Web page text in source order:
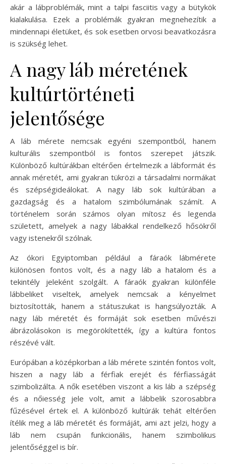
akár a lábproblémák, mint a talpi fasciitis vagy a bütykök
kialakulása. Ezek a problémák gyakran megnehezítik a
mindennapi életüket, és sok esetben orvosi beavatkozásra
is szükség lehet.
A nagy láb méretének
kultúrtörténeti
jelentősége
A láb mérete nemcsak egyéni szempontból, hanem
kulturális szempontból is fontos szerepet játszik.
Különböző kultúrákban eltérően értelmezik a lábformát és
annak méretét, ami gyakran tükrözi a társadalmi normákat
és szépségideálokat. A nagy láb sok kultúrában a
gazdagság és a hatalom szimbólumának számít. A
történelem során számos olyan mítosz és legenda
született, amelyek a nagy lábakkal rendelkező hősökről
vagy istenekről szólnak.
Az ókori Egyiptomban például a fáraók lábmérete
különösen fontos volt, és a nagy láb a hatalom és a
tekintély jeleként szolgált. A fáraók gyakran különféle
lábbeliket viseltek, amelyek nemcsak a kényelmet
biztosították, hanem a státuszukat is hangsúlyozták. A
nagy láb méretét és formáját sok esetben művészi
ábrázolásokon is megörökítették, így a kultúra fontos
részévé vált.
Európában a középkorban a láb mérete szintén fontos volt,
hiszen a nagy láb a férfiak erejét és férfiasságát
szimbolizálta. A nők esetében viszont a kis láb a szépség
és a nőiesség jele volt, amit a lábbelik szorosabbra
fűzésével értek el. A különböző kultúrák tehát eltérően
ítélik meg a láb méretét és formáját, ami azt jelzi, hogy a
láb nem csupán funkcionális, hanem szimbolikus
jelentőséggel is bír.